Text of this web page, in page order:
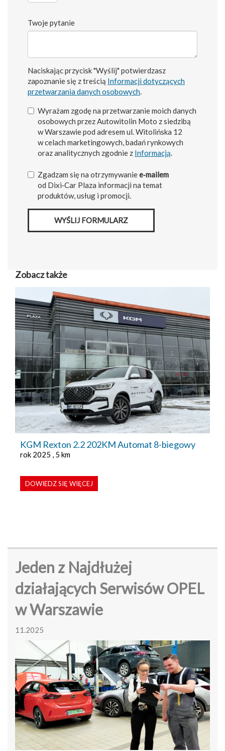
Twoje pytanie
Naciskając przycisk "Wyślij" potwierdzasz
zapoznanie się z treścią Informacji dotyczących
przetwarzania danych osobowych.
Wyrażam zgodę na przetwarzanie moich danych
osobowych przez Autowitolin Moto z siedzibą
w Warszawie pod adresem ul. Witolińska 12
w celach marketingowych, badań rynkowych
oraz analitycznych zgodnie z Informacją.
Zgadzam się na otrzymywaniee‑mailem
od Dixi‑Car Plaza informacji na temat
produktów, usług i promocji.
WYŚLIJ FORMULARZ
Zobacz także
KGM Rexton 2.2 202KM Automat 8-biegowy
rok 2025 , 5 km
DOWIEDZ SIĘ WIĘCEJ
Jeden z Najdłużej
działających Serwisów OPEL
w Warszawie
11.2025